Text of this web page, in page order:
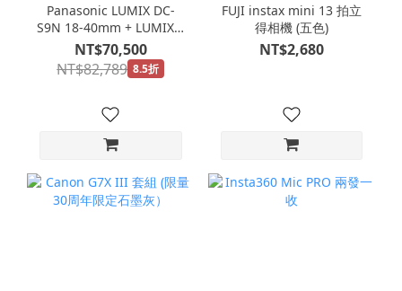
Panasonic LUMIX DC-
S9N 18-40mm + LUMIX S
24mm F1.8/S-S24GC + 清
潔組包包
NT$70,500
NT$82,789 8.5折
FUJI instax mini 13 拍立
得相機 (五色)
NT$2,680